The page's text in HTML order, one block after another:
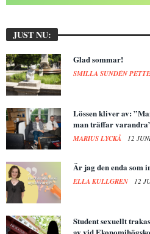
JUST NU:
Glad sommar!
SMILLA SUNDÉN
Lössen kliver av:
man träffar
MARIUS LYCKÅ 12
Är jag den enda som
ELLA KULLGREN 12
Student sexuellt